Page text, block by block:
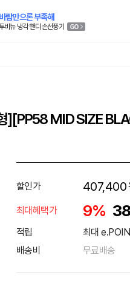
바람만으론 부족해
비뉴 냉각 핸디 손선풍기
][PP58 MID SIZE
할인가 407,400
최대혜택가
9%
적립 최대
배송비 무료배송